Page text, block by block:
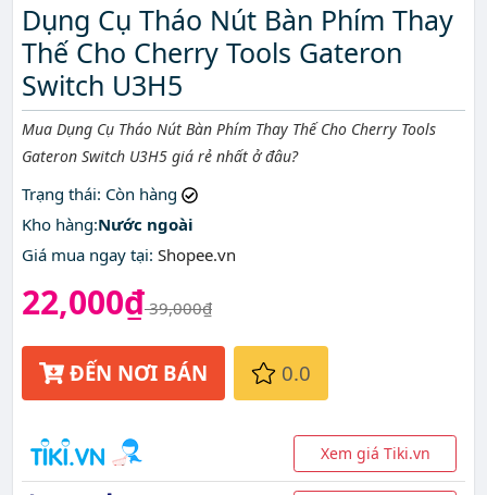
Dụng Cụ Tháo Nút Bàn Phím Thay
Thế Cho Cherry Tools Gateron
Switch U3H5
Mô tả ngắn
Mua Dụng Cụ Tháo Nút Bàn Phím Thay Thế Cho Cherry Tools
Gateron Switch U3H5 giá rẻ nhất ở đâu?
Trạng thái: Còn hàng
Kho hàng:Nước ngoài
Giá mua ngay tại: Shopee.vn
22,000₫39,000₫
ĐẾN NƠI BÁN 0.0
Xem giá Tiki.vn